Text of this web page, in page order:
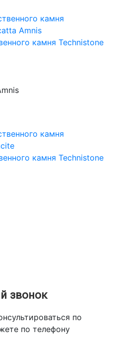
камня Technistone
камня Technistone
звонок
по
по телефону